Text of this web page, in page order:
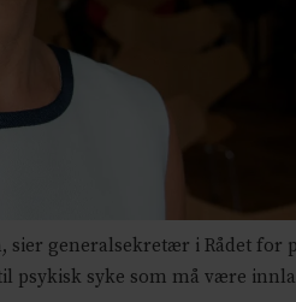
sier generalsekretær i Rådet for
psykisk syke som må være